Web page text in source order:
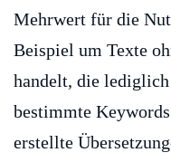
Mehrwert für die
Beispiel um Texte
handelt, die
bestimmte
erstellte